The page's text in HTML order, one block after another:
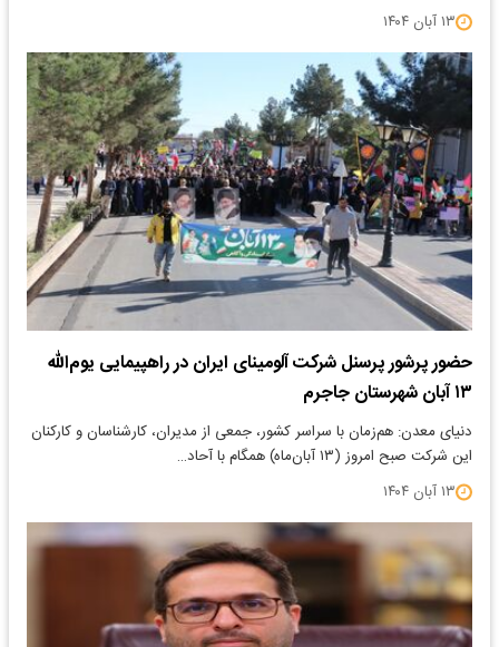
۱۳ آبان ۱۴۰۴
حضور پرشور پرسنل شرکت آلومینای ایران در راهپیمایی یوم‌الله
۱۳ آبان شهرستان جاجرم
دنیای معدن: هم‌زمان با سراسر کشور، جمعی از مدیران، کارشناسان و کارکنان
این شرکت صبح امروز (۱۳ آبان‌ماه) همگام با آحاد…
۱۳ آبان ۱۴۰۴